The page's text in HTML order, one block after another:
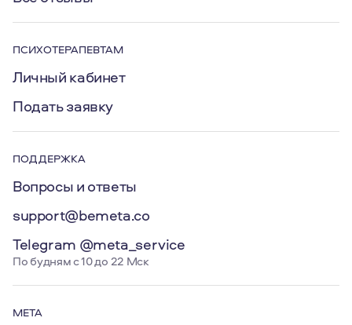
ПСИХОТЕРАПЕВТАМ
Личный кабинет
Подать заявку
ПОДДЕРЖКА
Вопросы и ответы
support@bemeta.co
Telegram @meta_service
По будням с 10 до 22 Мск
МЕТА